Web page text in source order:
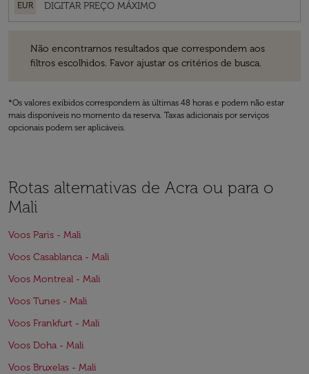
EUR
Não encontramos resultados que correspondem aos
filtros escolhidos. Favor ajustar os critérios de busca.
*Os valores exibidos correspondem às últimas 48 horas e podem não estar
mais disponíveis no momento da reserva. Taxas adicionais por serviços
opcionais podem ser aplicáveis.
Rotas alternativas de Acra ou para o
Mali
Voos Paris - Mali
Voos Casablanca - Mali
Voos Montreal - Mali
Voos Tunes - Mali
Voos Frankfurt - Mali
Voos Doha - Mali
Voos Bruxelas - Mali